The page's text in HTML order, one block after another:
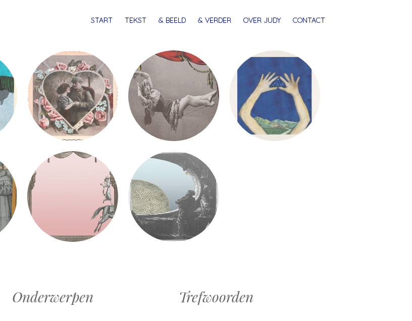
MENU
SPRINGSTART TEKST & BEELD & VERDER OVER JUDY CONTACT
Onderwerpen Trefwoorden